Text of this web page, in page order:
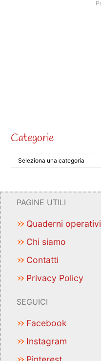
Categorie
PAGINE UTILI
Quaderni operativi
Chi siamo
Contatti
Privacy Policy
SEGUICI
Facebook
Instagram